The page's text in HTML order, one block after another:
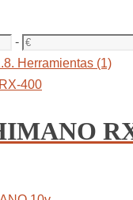
-
Herramientas (1)